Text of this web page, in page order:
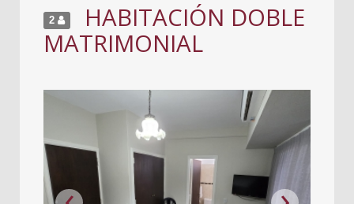
2
HABITACIÓN DOBLE
MATRIMONIAL